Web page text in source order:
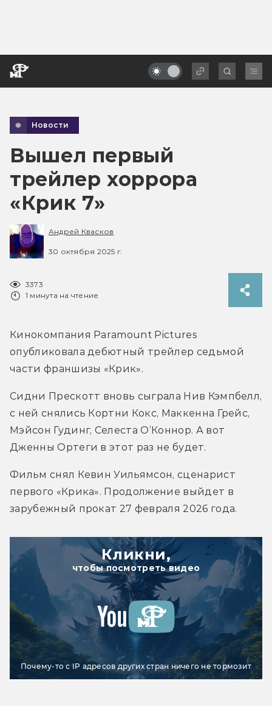
Новости
Вышел первый
трейлер хоррора
«Крик 7»
Андрей Квасков
30 октября 2025 г.
3373
1 минута на чтение
Кинокомпания Paramount Pictures
опубликовала дебютный трейлер седьмой
части франшизы «Крик».
Сидни Прескотт вновь сыграла Нив Кэмпбелл,
с ней снялись Кортни Кокс, Маккенна Грейс,
Мэйсон Гудинг, Селеста О’Коннор. А вот
Дженны Ортеги в этот раз не будет.
Фильм снял Кевин Уильямсон, сценарист
первого «Крика». Продолжение выйдет в
зарубежный прокат 27 февраля 2026 года.
Кликни,
чтобы посмотреть видео
Почему-то с IP адресов других стран ничего не тормозит